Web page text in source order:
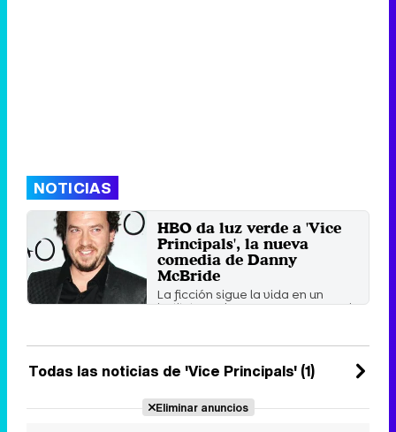
NOTICIAS
HBO da luz verde a 'Vice
Principals', la nueva
comedia de Danny
McBride
La ficción sigue la vida en un
instituto y a las personas que casi
Todas las noticias de 'Vice Principals' (1)
Eliminar anuncios